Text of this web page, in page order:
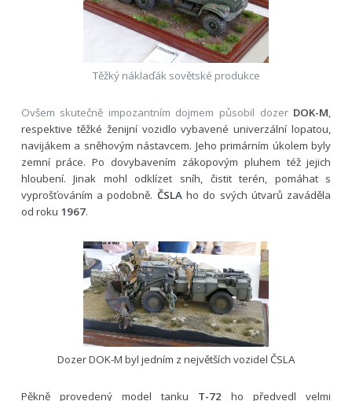
Těžký náklaďák sovětské produkce
Ovšem skutečně impozantním dojmem působil dozer DOK-M,
respektive těžké ženijní vozidlo vybavené univerzální lopatou,
navijákem a sněhovým nástavcem. Jeho primárním úkolem byly
zemní práce. Po dovybavením zákopovým pluhem též jejich
hloubení. Jinak mohl odklízet sníh, čistit terén, pomáhat s
vyprošťováním a podobně. ČSLAho do svých útvarů zaváděla
od roku 1967.
Dozer DOK-M byl jedním z největších vozidel ČSLA
Pěkně provedený model tanku T-72 ho předvedl velmi